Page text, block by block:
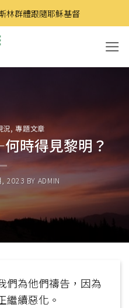
林群體跟隨耶穌基督
況,專題文章
時得見黎明？
, 2023 BY ADMIN
們為他們禱告，因為
繼續惡化。